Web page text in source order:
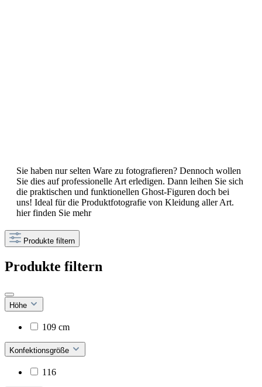
Sie haben nur selten Ware zu fotografieren? Dennoch wollen
Sie dies auf professionelle Art erledigen. Dann leihen Sie sich
die praktischen und funktionellen Ghost-Figuren doch bei
uns! Ideal für die Produktfotografie von Kleidung aller Art.
hier finden Sie mehr
Produkte filtern
Produkte filtern
Höhe
109 cm
Konfektionsgröße
116